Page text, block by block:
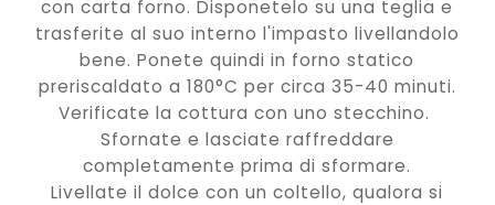
con carta forno. Disponetelo su una teglia e
trasferite al suo interno l'impasto livellandolo
bene. Ponete quindi in forno statico
preriscaldato a 180°C per circa 35-40 minuti.
Verificate la cottura con uno stecchino.
Sfornate e lasciate raffreddare
completamente prima di sformare.
Livellate il dolce con un coltello, qualora si